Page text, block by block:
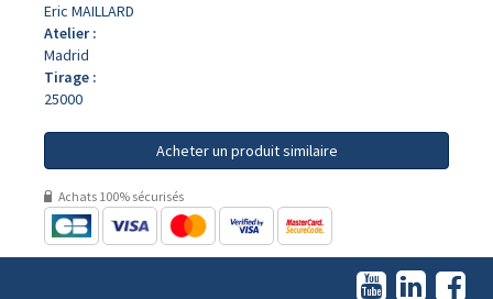
Eric MAILLARD
Atelier :
Madrid
Tirage :
25000
Acheter un produit similaire
Achats 100% sécurisés